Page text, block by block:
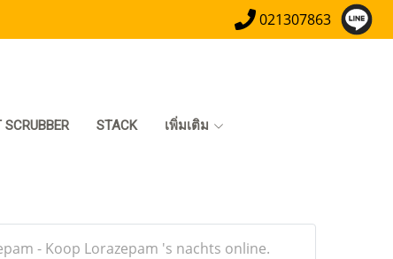
021307863
SCRUBBER STACK เพิ่มเติม
- Koop Lorazepam 's nachts online.